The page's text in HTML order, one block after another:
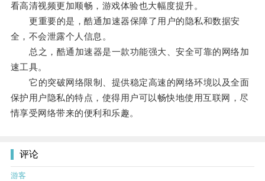
看高清视频更加顺畅，游戏体验也大幅度提升。
更重要的是，酷通加速器保障了用户的隐私和数据安
全，不会泄露个人信息。
总之，酷通加速器是一款功能强大、安全可靠的网络加
速工具。
它的突破网络限制、提供稳定高速的网络环境以及全面
保护用户隐私的特点，使得用户可以畅快地使用互联网，尽
情享受网络带来的便利和乐趣。
评论
游客